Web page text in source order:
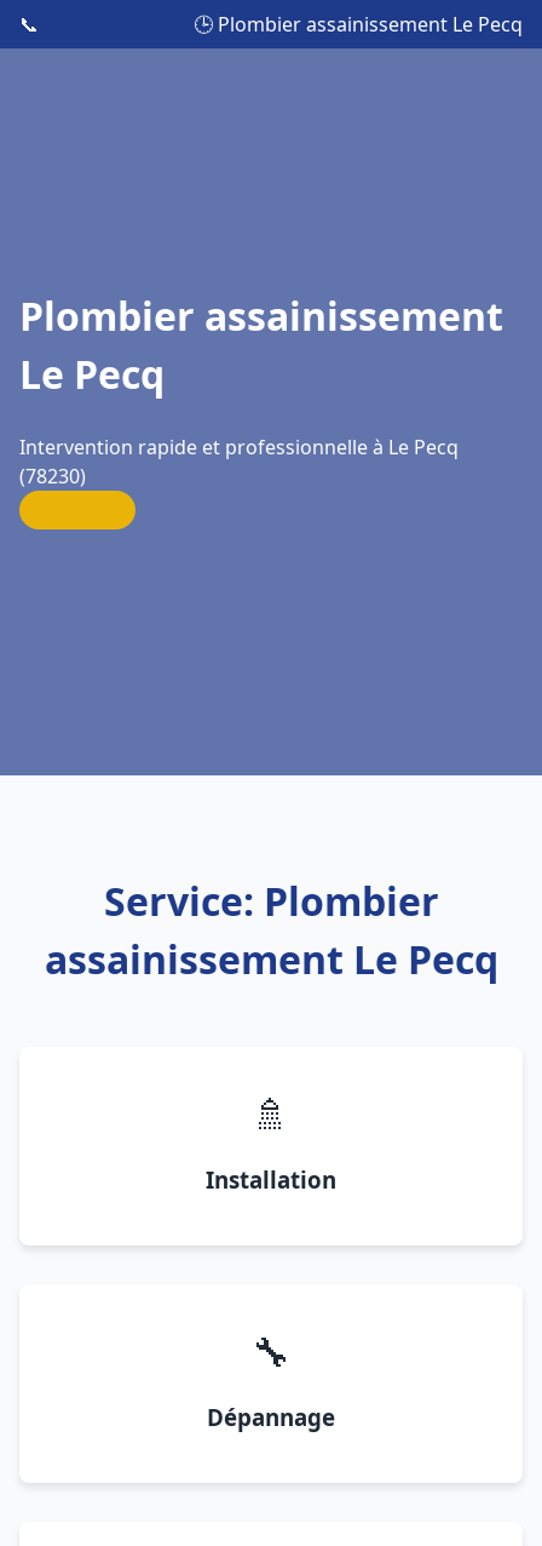
📞 🕒 Plombier assainissement Le Pecq
Plombier assainissement
Le Pecq
Intervention rapide et professionnelle à Le Pecq
(78230)
Service: Plombier
assainissement Le Pecq
🚿
Installation
🔧
Dépannage